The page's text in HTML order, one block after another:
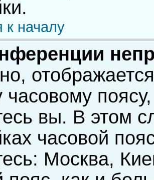
к началу
часовому
вы. В этом
часовой
Москва,